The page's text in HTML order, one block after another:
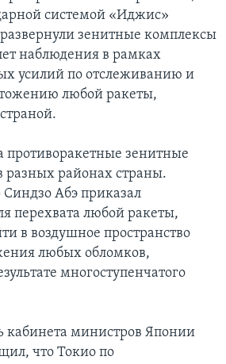
системой «Иджис»
зенитные комплексы
наблюдения в рамках
усилий по отслеживанию и
любой ракеты,
противоракетные зенитные
разных районах страны.
Абэ приказал
перехвата любой ракеты,
в воздушное пространство
любых обломков,
многоступенчатого
кабинета министров Японии
что Токио по